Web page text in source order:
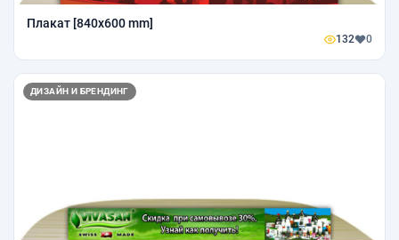
Плакат [840x600 mm]
132 0
ДИЗАЙН И БРЕНДИНГ